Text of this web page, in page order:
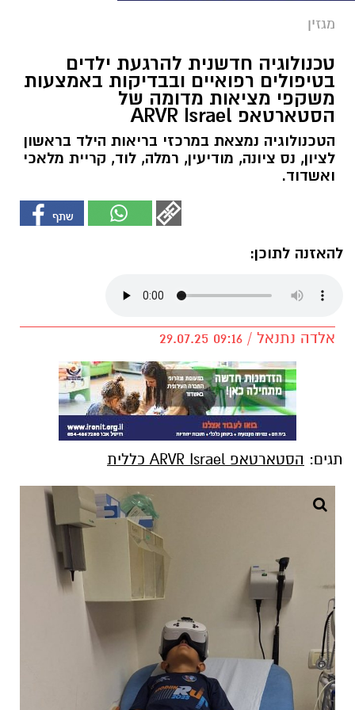
מגזין
טכנולוגיה חדשנית להרגעת ילדים
בטיפולים רפואיים ובבדיקות באמצעות
משקפי מציאות מדומה של
הסטארטאפ ARVR Israel
הטכנולוגיה נמצאת במרכזי בריאות הילד בראשון
לציון, נס ציונה, מודיעין, רמלה, לוד, קריית מלאכי
ואשדוד.
להאזנה לתוכן:
אלדה נתנאל / 09:16 29.07.25
תגים: הסטארטאפ ARVR Israel כללית